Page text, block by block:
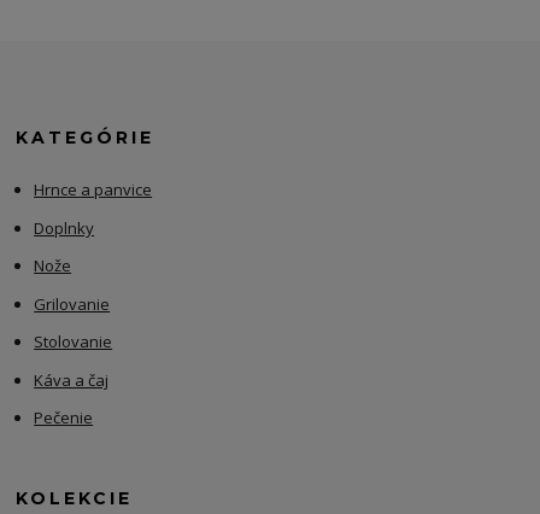
KATEGÓRIE
Hrnce a panvice
Doplnky
Nože
Grilovanie
Stolovanie
Káva a čaj
Pečenie
KOLEKCIE